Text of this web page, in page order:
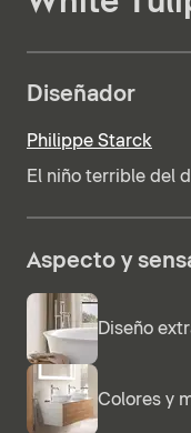
Diseñador
Philippe Starck
El niño terrible del
Aspecto y
Diseño
Colores y